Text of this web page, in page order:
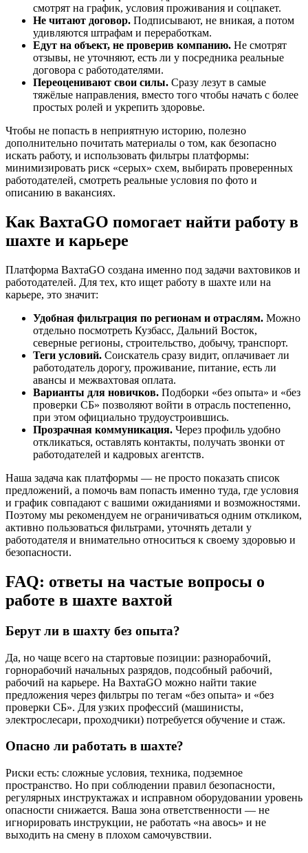
смотрят на график, условия проживания и соцпакет.
Не читают договор. Подписывают, не вникая, а потом
удивляются штрафам и переработкам.
Едут на объект, не проверив компанию. Не смотрят
отзывы, не уточняют, есть ли у посредника реальные
договора с работодателями.
Переоценивают свои силы. Сразу лезут в самые
тяжёлые направления, вместо того чтобы начать с более
простых ролей и укрепить здоровье.
Чтобы не попасть в неприятную историю, полезно
дополнительно почитать материалы о том, как безопасно
искать работу, и использовать фильтры платформы:
минимизировать риск «серых» схем, выбирать проверенных
работодателей, смотреть реальные условия по фото и
описанию в вакансиях.
Как ВахтаGO помогает найти работу в
шахте и карьере
Платформа ВахтаGO создана именно под задачи вахтовиков и
работодателей. Для тех, кто ищет работу в шахте или на
карьере, это значит:
Удобная фильтрация по регионам и отраслям. Можно
отдельно посмотреть Кузбасс, Дальний Восток,
северные регионы, строительство, добычу, транспорт.
Теги условий. Соискатель сразу видит, оплачивает ли
работодатель дорогу, проживание, питание, есть ли
авансы и межвахтовая оплата.
Варианты для новичков. Подборки «без опыта» и «без
проверки СБ» позволяют войти в отрасль постепенно,
при этом официально трудоустроившись.
Прозрачная коммуникация. Через профиль удобно
откликаться, оставлять контакты, получать звонки от
работодателей и кадровых агентств.
Наша задача как платформы — не просто показать список
предложений, а помочь вам попасть именно туда, где условия
и график совпадают с вашими ожиданиями и возможностями.
Поэтому мы рекомендуем не ограничиваться одним откликом,
активно пользоваться фильтрами, уточнять детали у
работодателя и внимательно относиться к своему здоровью и
безопасности.
FAQ: ответы на частые вопросы о
работе в шахте вахтой
Берут ли в шахту без опыта?
Да, но чаще всего на стартовые позиции: разнорабочий,
горнорабочий начальных разрядов, подсобный рабочий,
рабочий на карьере. На ВахтаGO можно найти такие
предложения через фильтры по тегам «без опыта» и «без
проверки СБ». Для узких профессий (машинисты,
электрослесари, проходчики) потребуется обучение и стаж.
Опасно ли работать в шахте?
Риски есть: сложные условия, техника, подземное
пространство. Но при соблюдении правил безопасности,
регулярных инструктажах и исправном оборудовании уровень
опасности снижается. Ваша зона ответственности — не
игнорировать инструкции, не работать «на авось» и не
выходить на смену в плохом самочувствии.